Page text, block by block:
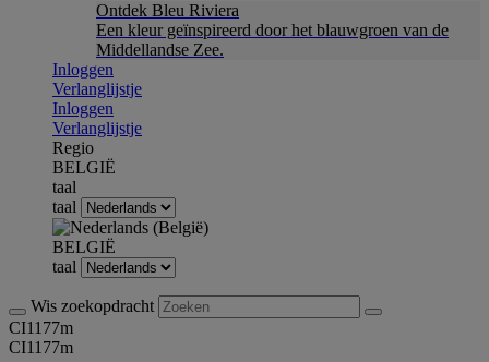
Ontdek Bleu Riviera
Een kleur geïnspireerd door het blauwgroen van de
Middellandse Zee.
Inloggen
Verlanglijstje
Inloggen
Verlanglijstje
Regio
BELGIË
taal
taal
BELGIË
taal
Wis zoekopdracht
CI1177m
CI1177m